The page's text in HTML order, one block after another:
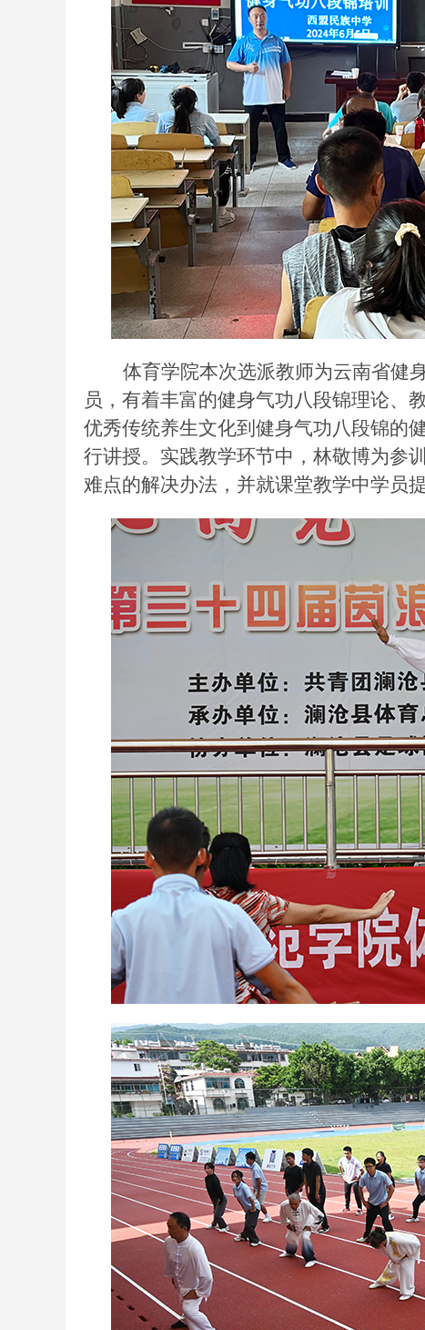
体育学院本次选派教师为云南省健
员，有着丰富的健身气功八段锦理论、
优秀传统养生文化到健身气功八段锦的
行讲授。实践教学环节中，林敬博为参
难点的解决办法，并就课堂教学中学员